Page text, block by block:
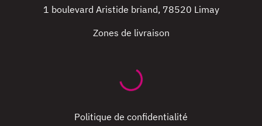
1 boulevard Aristide briand, 78520 Limay
Zones de livraison
Politique de confidentialité